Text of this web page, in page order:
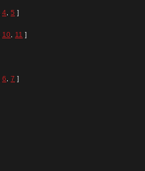
4 5 ]
10 11 ]
6 7 ]